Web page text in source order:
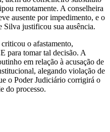
remotamente. A conselheira
ausente por impedimento, e o
justificou sua ausência.
o afastamento,
para tomar tal decisão. A
em relação à acusação de
alegando violação de
o Poder Judiciário corrigirá o
do processo.